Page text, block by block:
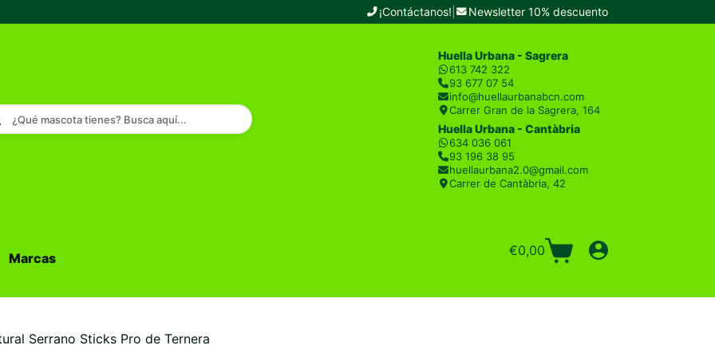
¡Contáctanos! Newsletter 10% descuento
¿Qué mascota tienes? Busca aquí...
Huella Urbana - Sagrera
613 742 322
93 677 07 54
info@huellaurbanabcn.com
Carrer Gran de la Sagrera, 164
Huella Urbana - Cantàbria
634 036 061
93 196 38 95
huellaurbana2.0@gmail.com
Carrer de Cantàbria, 42
Marcas
Carro
€0,00
Serrano Sticks Pro de Ternera